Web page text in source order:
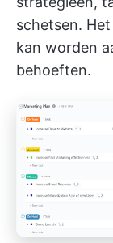
schetsen.
kan worden
behoeften.